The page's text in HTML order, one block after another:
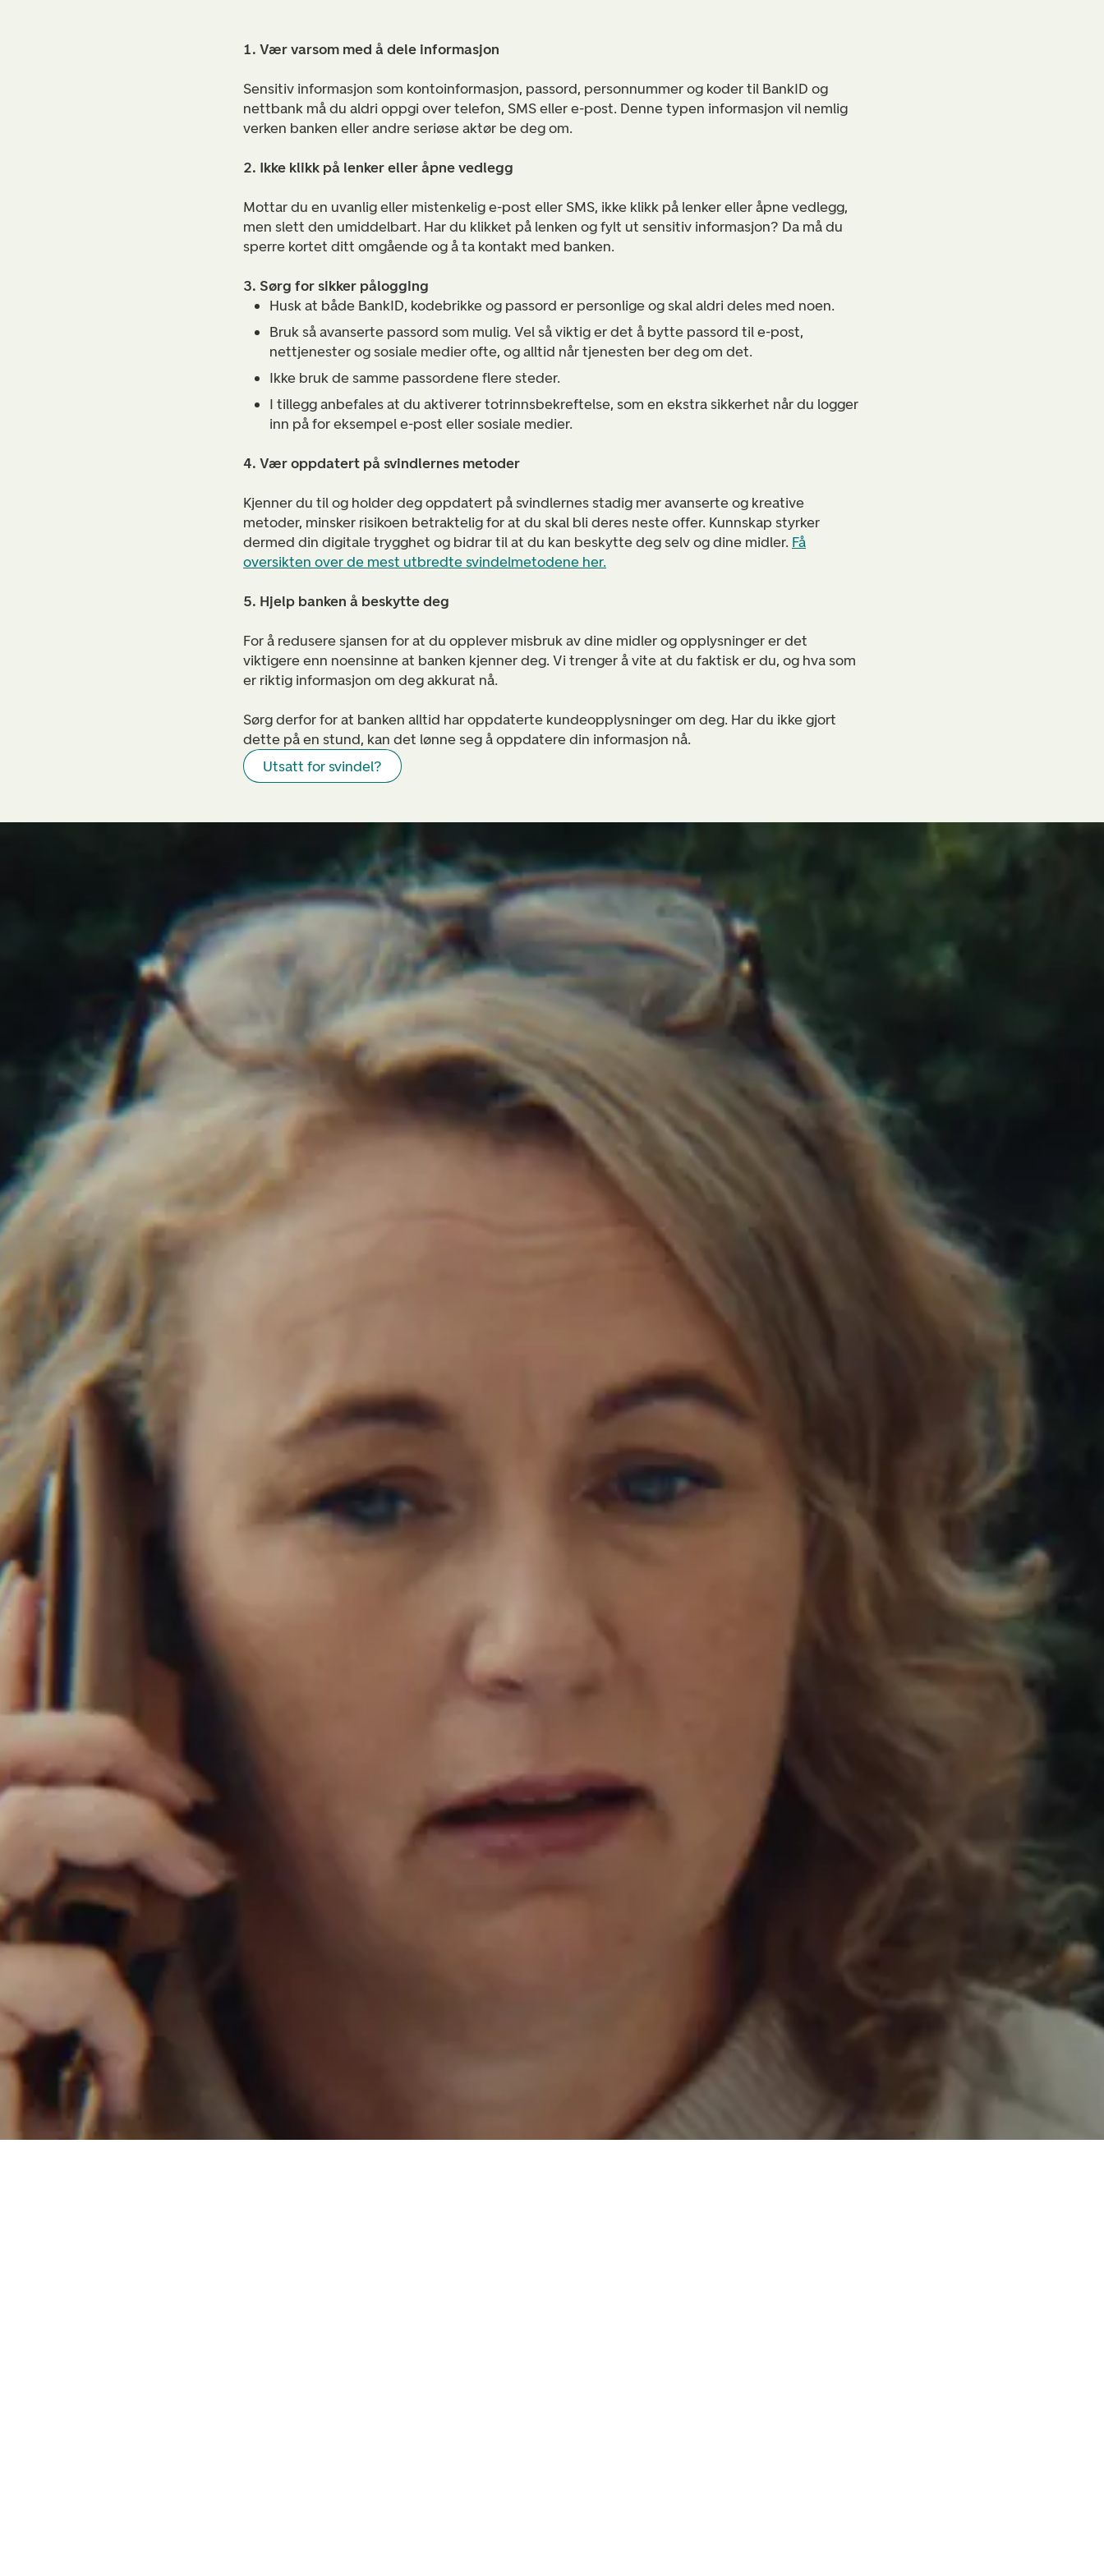
1. Vær varsom med å dele informasjon
Sensitiv informasjon som kontoinformasjon, passord, personnummer og koder til BankID og
nettbank må du aldri oppgi over telefon, SMS eller e-post. Denne typen informasjon vil nemlig
verken banken eller andre seriøse aktør be deg om.
2. Ikke klikk på lenker eller åpne vedlegg
Mottar du en uvanlig eller mistenkelig e-post eller SMS, ikke klikk på lenker eller åpne vedlegg,
men slett den umiddelbart. Har du klikket på lenken og fylt ut sensitiv informasjon? Da må du
sperre kortet ditt omgående og å ta kontakt med banken.
3. Sørg for sikker pålogging
Husk at både BankID, kodebrikke og passord er personlige og skal aldri deles med noen.
Bruk så avanserte passord som mulig. Vel så viktig er det å bytte passord til e-post,
nettjenester og sosiale medier ofte, og alltid når tjenesten ber deg om det.
Ikke bruk de samme passordene flere steder.
I tillegg anbefales at du aktiverer totrinnsbekreftelse, som en ekstra sikkerhet når du logger
inn på for eksempel e-post eller sosiale medier.
4. Vær oppdatert på svindlernes metoder
Kjenner du til og holder deg oppdatert på svindlernes stadig mer avanserte og kreative
metoder, minsker risikoen betraktelig for at du skal bli deres neste offer. Kunnskap styrker
dermed din digitale trygghet og bidrar til at du kan beskytte deg selv og dine midler. Få
oversikten over de mest utbredte svindelmetodene her.
5. Hjelp banken å beskytte deg
For å redusere sjansen for at du opplever misbruk av dine midler og opplysninger er det
viktigere enn noensinne at banken kjenner deg. Vi trenger å vite at du faktisk er du, og hva som
er riktig informasjon om deg akkurat nå.
Sørg derfor for at banken alltid har oppdaterte kundeopplysninger om deg. Har du ikke gjort
dette på en stund, kan det lønne seg å oppdatere din informasjon nå.
Utsatt for svindel?